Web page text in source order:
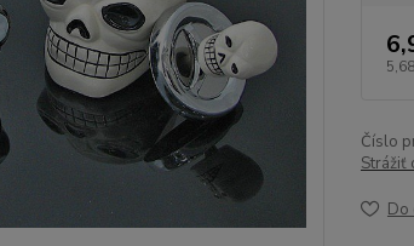
Číslo
Strážiť
Do